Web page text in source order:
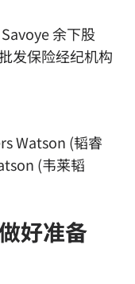
余下股
发保险经纪机构
Watson (韬睿
(韦莱韬
好准备